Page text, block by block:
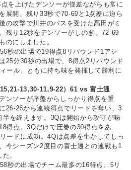
を上げたデンソーが僅差ながらも常に
展開。残り33秒で70-69と1点差に迫ら
の攻撃で川井のパスを受けた髙田がミ
残り12秒をデンソーがしのぎ、72-69
のにしました。
秒の出場で19得点8リバウンド1アシ
25分30秒の出場で、8得点2リバウンド
ール。ともに持ち味を発揮して勝利に
13,30-11,9-22）61 vs 富士通
ンソーが序盤からしっかり得点を重
26-26から連続得点でリードを奪い、3
半を終えます。3Qは開始から攻守が噛
得点。3Qだけで圧巻の30得点をあ
ードに成功。4Qは点差を生かしてしっ
今シーズン2度目の富士通との連戦も1
。
秒の出場でチーム最多の16得点、5リ